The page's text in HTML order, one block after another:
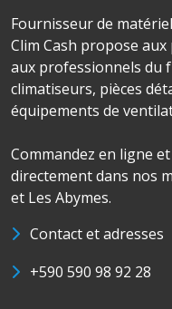
Fournisseur de
Clim Cash propose
aux professionnels du
climatiseurs, pièces
équipements de
Commandez en ligne
directement dans nos
et Les Abymes.
Contact et adresses
+590 590 98 92 28